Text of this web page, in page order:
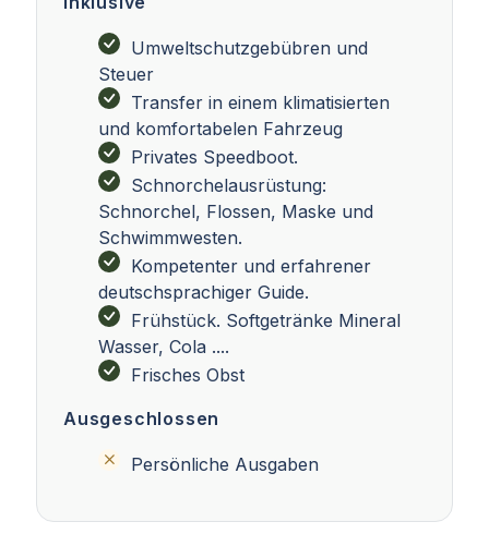
Umweltschutzgebübren und
Steuer
Transfer in einem klimatisierten
und komfortabelen Fahrzeug
Privates Speedboot.
Schnorchelausrüstung:
Schnorchel, Flossen, Maske und
Schwimmwesten.
Kompetenter und erfahrener
deutschsprachiger Guide.
Frühstück. Softgetränke Mineral
Wasser, Cola ....
Frisches Obst
Ausgeschlossen
Persönliche Ausgaben